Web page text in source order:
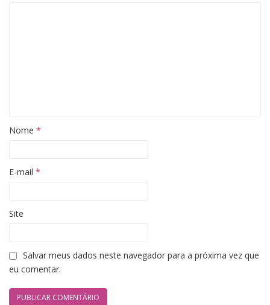
Nome *
E-mail *
Site
Salvar meus dados neste navegador para a próxima vez que
eu comentar.